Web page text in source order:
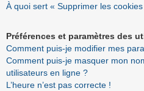
À quoi sert « Supprimer les
Préférences et paramètres des
Comment puis-je modifier mes
Comment puis-je masquer mon
utilisateurs en ligne ?
L’heure n’est pas correcte !